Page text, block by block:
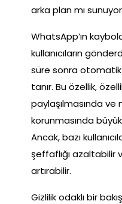
arka plan mı
WhatsApp’ın
kullanıcıların
süre sonra
tanır. Bu özellik,
paylaşılmasında ve
korunmasında
Ancak, bazı
şeffaflığı azaltabilir
artırabilir.
Gizlilik odaklı bir